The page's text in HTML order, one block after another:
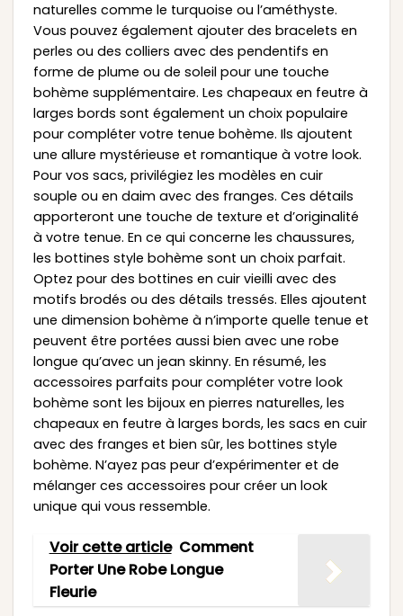
naturelles comme le turquoise ou l’améthyste.
Vous pouvez également ajouter des bracelets en
perles ou des colliers avec des pendentifs en
forme de plume ou de soleil pour une touche
bohème supplémentaire. Les chapeaux en feutre à
larges bords sont également un choix populaire
pour compléter votre tenue bohème. Ils ajoutent
une allure mystérieuse et romantique à votre look.
Pour vos sacs, privilégiez les modèles en cuir
souple ou en daim avec des franges. Ces détails
apporteront une touche de texture et d’originalité
à votre tenue. En ce qui concerne les chaussures,
les bottines style bohème sont un choix parfait.
Optez pour des bottines en cuir vieilli avec des
motifs brodés ou des détails tressés. Elles ajoutent
une dimension bohème à n’importe quelle tenue et
peuvent être portées aussi bien avec une robe
longue qu’avec un jean skinny. En résumé, les
accessoires parfaits pour compléter votre look
bohème sont les bijoux en pierres naturelles, les
chapeaux en feutre à larges bords, les sacs en cuir
avec des franges et bien sûr, les bottines style
bohème. N’ayez pas peur d’expérimenter et de
mélanger ces accessoires pour créer un look
unique qui vous ressemble.
Voir cette article Comment
Porter Une Robe Longue
Fleurie